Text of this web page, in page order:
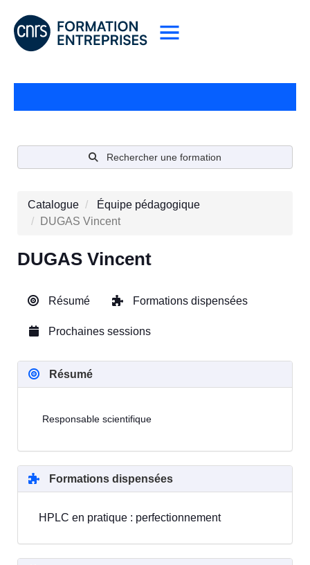
Rechercher une formation
Catalogue
Équipe pédagogique
DUGAS Vincent
DUGAS Vincent
Résumé Formations dispensées
Prochaines sessions
Résumé
Responsable scientifique
Formations dispensées
HPLC en pratique : perfectionnement